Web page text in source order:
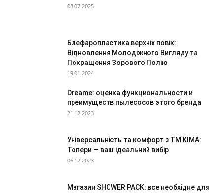
08.07.2025
Блефаропластика верхніх повік:
Відновлення Молодіжного Вигляду та
Покращення Зорового Полію
19.01.2024
Dreame: оценка функциональности и
преимуществ пылесосов этого бренда
21.12.2023
Універсальність та комфорт з ТМ КІМА:
Топери — ваш ідеальний вибір
06.12.2023
Магазин SHOWER PACK: все необхідне для